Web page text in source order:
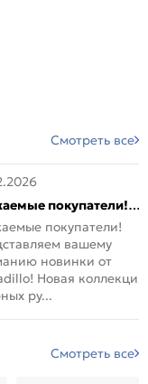
Смотреть все
покупатели!
вашему
новинки от
покупатели!
вашему
новинки от
Новая коллекция
ру...
Смотреть все